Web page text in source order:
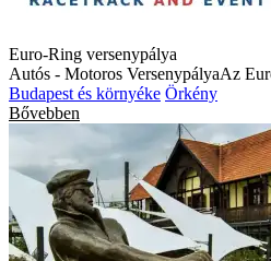
Euro-Ring versenypálya
Autós - Motoros VersenypályaAz
Budapest és környéke Örkény
Bővebben